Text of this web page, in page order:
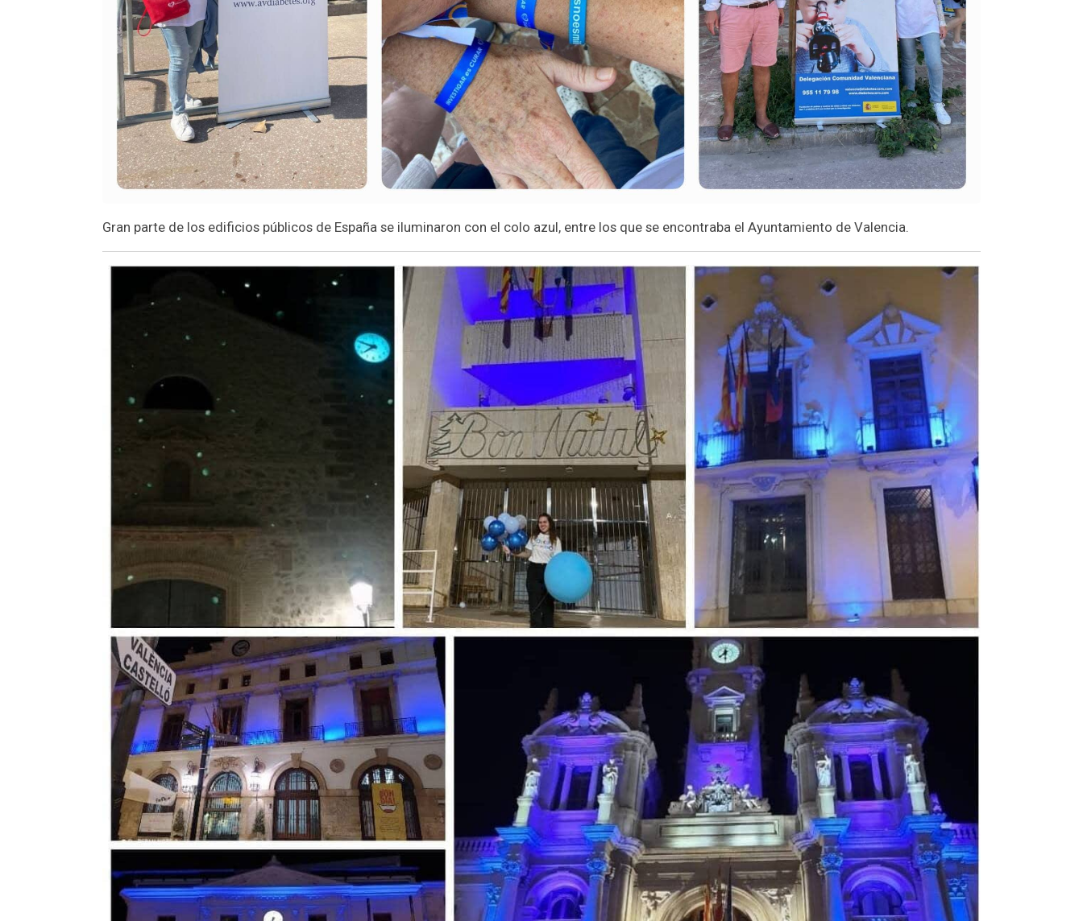
Gran parte de los edificios públicos de España se iluminaron con el colo azul, entre los que se encontraba el Ayuntamiento de Valencia.